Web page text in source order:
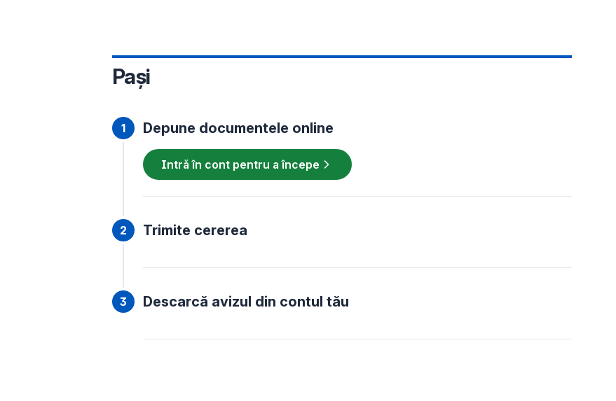
Pași
Depune documentele online
Intră în cont pentru a începe
Trimite cererea
Descarcă avizul din contul tău